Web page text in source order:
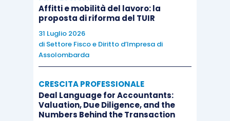
Affitti e mobilità del lavoro: la
proposta di riforma del TUIR
31 Luglio 2026
di Settore Fisco e Diritto d’Impresa di
Assolombarda
CRESCITA PROFESSIONALE
Deal Language for Accountants:
Valuation, Due Diligence, and the
Numbers Behind the Transaction